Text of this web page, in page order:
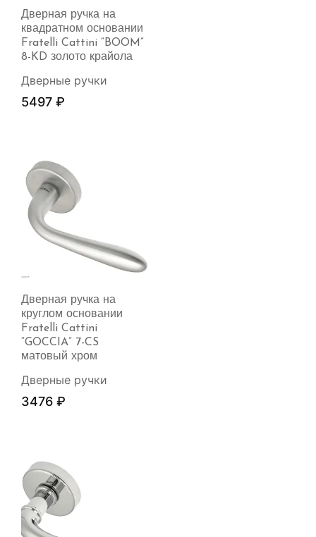
Дверная ручка на
квадратном основании
Fratelli Cattini “BOOM”
8-KD золото крайола
Дверные ручки
5497 ₽
Дверная ручка на
круглом основании
Fratelli Cattini
“GOCCIA” 7-CS
матовый хром
Дверные ручки
3476 ₽